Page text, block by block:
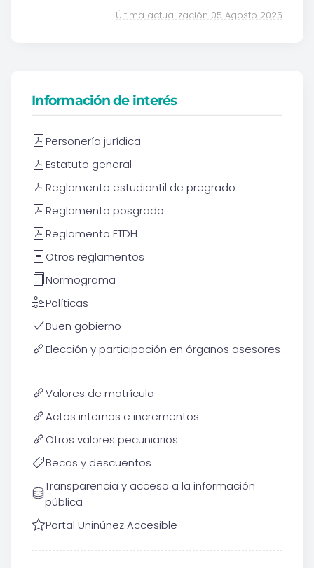
Última actualización 05 Agosto 2025
Información de interés
Personería jurídica
Estatuto general
Reglamento estudiantil de pregrado
Reglamento posgrado
Reglamento ETDH
Otros reglamentos
Normograma
Políticas
Buen gobierno
Elección y participación en órganos asesores
Valores de matrícula
Actos internos e incrementos
Otros valores pecuniarios
Becas y descuentos
Transparencia y acceso a la información
pública
Portal Uninúñez Accesible